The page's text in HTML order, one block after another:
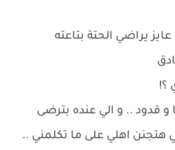
يراضي الحتة بتاعته
؟!
قدود .. و الي عنده بترضى
اهلي على ما تكلمني ..